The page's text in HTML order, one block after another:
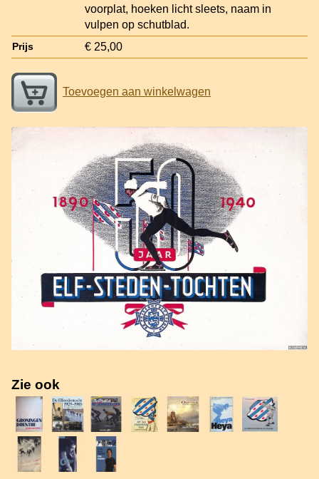
voorplat, hoeken licht sleets, naam in
vulpen op schutblad.
Prijs € 25,00
Toevoegen aan winkelwagen
Zie ook